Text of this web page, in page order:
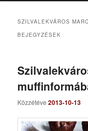
elsődleges
tartalomra
másodlagos
tartalomra
SZILVALEKVÁROS
BEJEGYZÉSEK
Közzétéve2013-10-13